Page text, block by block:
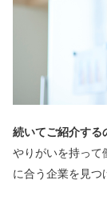
続いてご紹介する
やりがいを持って
に合う企業を見つ